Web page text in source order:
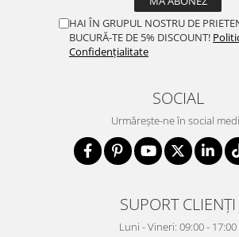
HAI ÎN GRUPUL NOSTRU DE
BUCURĂ-TE DE 5% DISCOUNT!
Confidențialitate
SOCIAL
Urmărește-ne în social
SUPORT CLIENȚI
Luni - Vineri: 09:00 - 17:00